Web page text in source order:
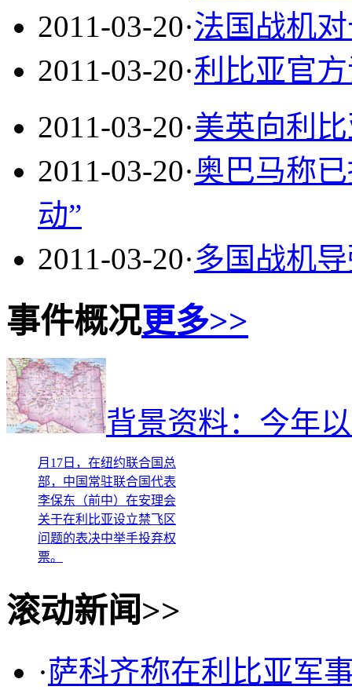
2011-03-20·法国战机
2011-03-20·利比亚官
2011-03-20·美英向利
2011-03-20·奥巴马称
动”
2011-03-20·多国战机
事件概况更多>>
背景资料：今年
3月17日，在美国纽约联
合国总部，部分安理会理
事国代表举手投赞成票。
新华社记者申宏摄 3
月17日，在纽约联合国总
部，中国常驻联合国代表
李保东（前中）在安理会
关于在利比亚设立禁飞区
问题的表决中举手投弃权
票。
合国总部，部分安理会理
事国代表举手投赞成票。
月17日，在纽约联合国总
部，中国常驻联合国代表
滚动新闻>>
·萨科齐称在利比亚军